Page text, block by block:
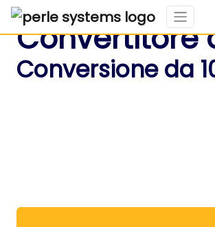
Convertitore
Conversione da